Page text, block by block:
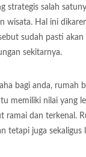
strategis salah
wisata. Hal ini
sudah pasti akan
sekitarnya.
bagi anda, rumah
memiliki nilai yang
ramai dan terkenal.
tetapi juga sekaligus